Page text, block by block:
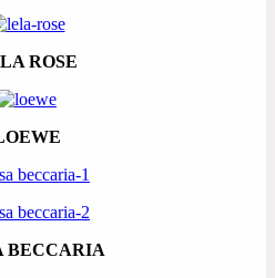
ROSE
BECCARIA